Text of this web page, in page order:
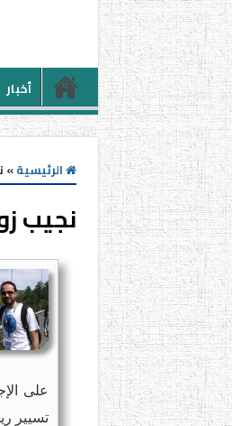
أخبار
الرئيسية»
نجيب
على
تسيير